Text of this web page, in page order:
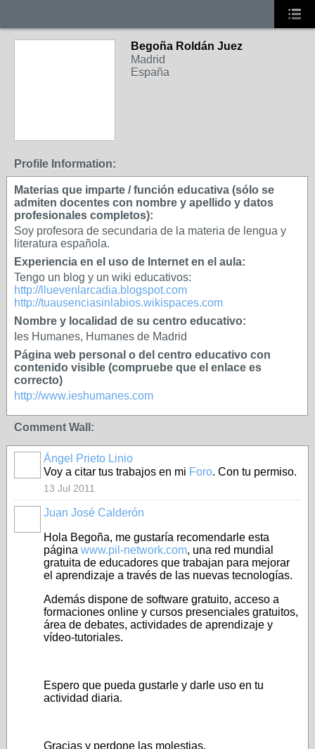
Begoña Roldán Juez
Madrid
España
Profile Information:
Materias que imparte / función educativa (sólo se
admiten docentes con nombre y apellido y datos
profesionales completos):
Soy profesora de secundaria de la materia de lengua y
literatura española.
Experiencia en el uso de Internet en el aula:
Tengo un blog y un wiki educativos:
http://lluevenlarcadia.blogspot.com
http://tuausenciasinlabios.wikispaces.com
Nombre y localidad de su centro educativo:
Ies Humanes, Humanes de Madrid
Página web personal o del centro educativo con
contenido visible (compruebe que el enlace es
correcto)
http://www.ieshumanes.com
Comment Wall:
Ángel Prieto Linio
Voy a citar tus trabajos en mi Foro. Con tu permiso.
13 Jul 2011
Juan José Calderón
Hola Begoña, me gustaría recomendarle esta
página www.pil-network.com, una red mundial
gratuita de educadores que trabajan para mejorar
el aprendizaje a través de las nuevas tecnologías.
Además dispone de software gratuito, acceso a
formaciones online y cursos presenciales gratuitos,
área de debates, actividades de aprendizaje y
vídeo-tutoriales.
Espero que pueda gustarle y darle uso en tu
actividad diaria.
Gracias y perdone las molestias.